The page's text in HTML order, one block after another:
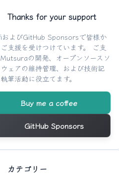
Thanks for your support
およびGitHub Sponsorsで皆様か
ご支援を受けつけています。 ご支
Mutsuraの開発、オープンソースソ
ェアの維持管理、および技術記
筆活動に役立てます。
Buy me a coffee
GitHub Sponsors
カテゴリー